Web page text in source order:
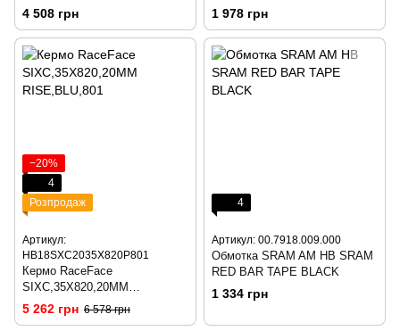
4 508 грн 1 978 грн
−20%
4
Розпродаж
Артикул:
HB18SXC2035X820P801
Кермо RaceFace
SIXC,35X820,20MM
RISE,BLU,801
5 262 грн 6 578 грн
4
Артикул: 00.7918.009.000
Обмотка SRAM AM HB SRAM
RED BAR TAPE BLACK
1 334 грн